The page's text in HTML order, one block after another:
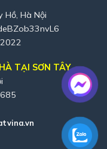
Hồ, Hà Nội
TẠI SƠN TÂY